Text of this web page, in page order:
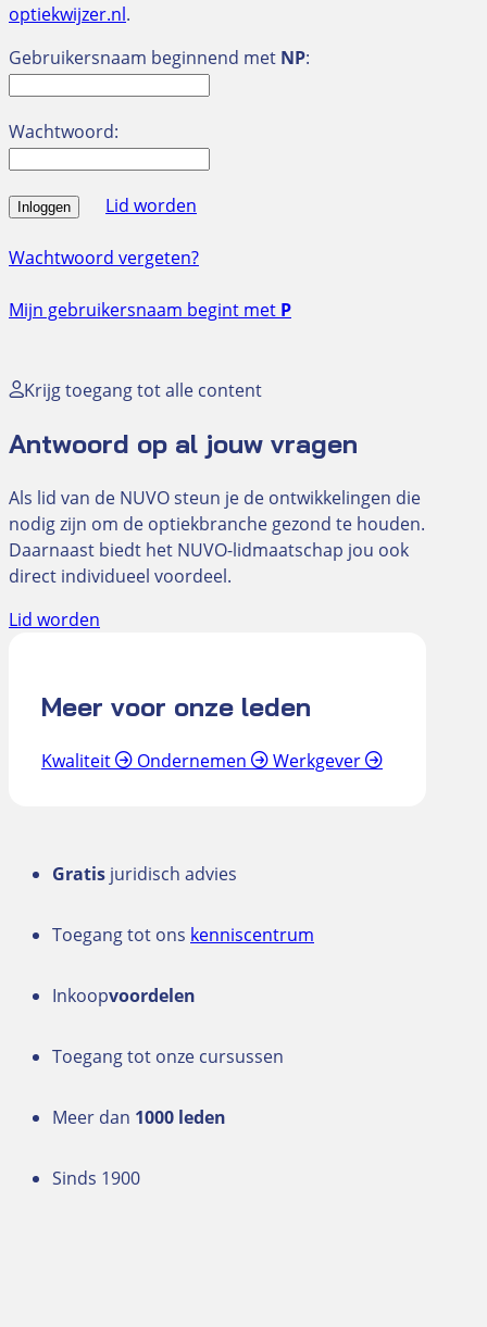
optiekwijzer.nl.
Gebruikersnaam beginnend met NP:
Wachtwoord:
Inloggen Lid worden
Wachtwoord vergeten?
Mijn gebruikersnaam begint met P
Krijg toegang tot alle content
Antwoord op al jouw vragen
Als lid van de NUVO steun je de ontwikkelingen die
nodig zijn om de optiekbranche gezond te houden.
Daarnaast biedt het NUVO-lidmaatschap jou ook
direct individueel voordeel.
Lid worden
Meer voor onze leden
Kwaliteit Ondernemen Werkgever
Gratis juridisch advies
Toegang tot ons kenniscentrum
Inkoopvoordelen
Toegang tot onze cursussen
Meer dan 1000 leden
Sinds 1900